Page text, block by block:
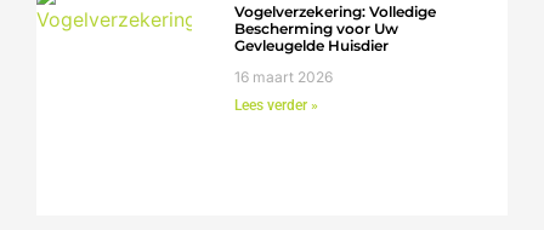
Vogelverzekering: Volledige
Bescherming voor Uw
Gevleugelde Huisdier
16 maart 2026
Lees verder »